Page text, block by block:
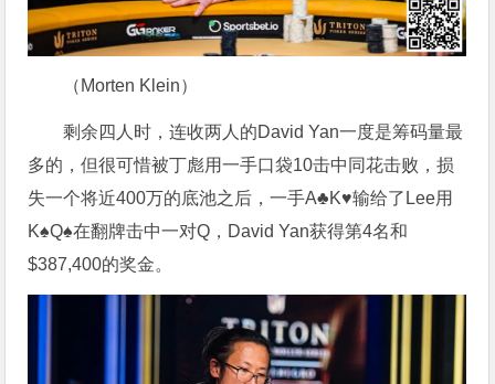
（Morten Klein）
剩余四人时，连收两人的David Yan一度是筹码量最
多的，但很可惜被丁彪用一手口袋10击中同花击败，损
失一个将近400万的底池之后，一手A♣K♥输给了Lee用
K♠Q♠在翻牌击中一对Q，David Yan获得第4名和
$387,400的奖金。